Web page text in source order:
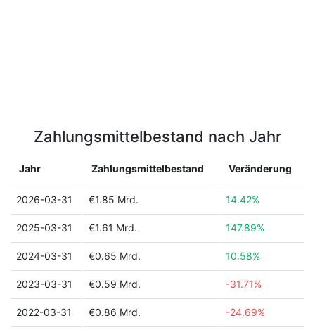
Zahlungsmittelbestand nach Jahr
Jahr Zahlungsmittelbestand Veränderung
2026-03-31 €1.85 Mrd. 14.42%
2025-03-31 €1.61 Mrd. 147.89%
2024-03-31 €0.65 Mrd. 10.58%
2023-03-31 €0.59 Mrd. -31.71%
2022-03-31 €0.86 Mrd. -24.69%